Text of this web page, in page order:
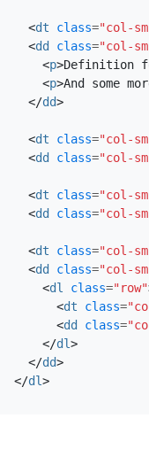
<dt class="col-
<dd class="col-
<p>Definition
<p>And some
</dd>
<dt class="col-
<dd class="col-
<dt class="col-
<dd class="col-
<dt class="col-
<dd class="col-
<dl class="row"
<dt class=
<dd class=
</dl>
</dd>
</dl>